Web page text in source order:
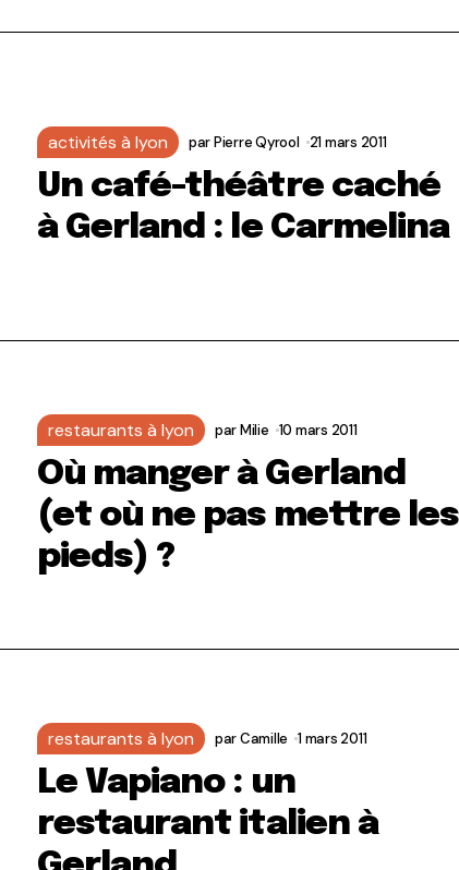
activités à lyon parPierre Qyrool 21 mars 2011
Un café-théâtre caché
à Gerland : le Carmelina
restaurants à lyon parMilie 10 mars 2011
Où manger à Gerland
(et où ne pas mettre les
pieds) ?
restaurants à lyon parCamille 1 mars 2011
Le Vapiano : un
restaurant italien à